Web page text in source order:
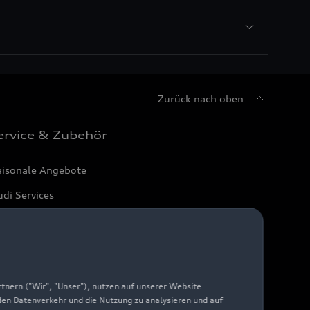
("Wir", "Unser"), nutzen auf unserer Website
Datenverkehr und die Nutzung zu analysieren und auf
Zurück nach oben
& Zubehör
Angebote
Services